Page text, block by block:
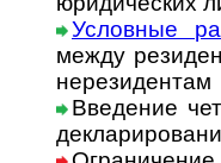
Условные
между
нере­зидентам
Введение